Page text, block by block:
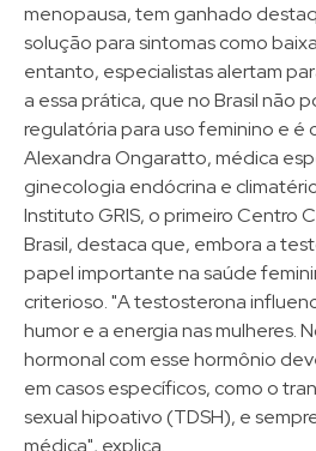
menopausa, tem ganhado
solução para sintomas como
entanto, especialistas alertam
a essa prática, que no Brasil não
regulatória para uso feminino e
Alexandra Ongaratto, médica
ginecologia endócrina e
Instituto GRIS, o primeiro Centro
Brasil, destaca que, embora a
papel importante na saúde
criterioso. "A testosterona
humor e a energia nas mulheres.
hormonal com esse hormônio
em casos específicos, como o
sexual hipoativo (TDSH), e
médica", explica.